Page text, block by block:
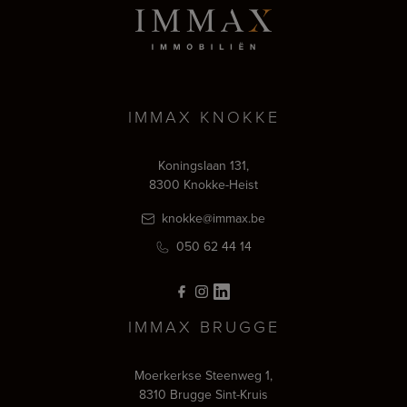
IMMAX KNOKKE
Koningslaan 131,
8300 Knokke-Heist
knokke@immax.be
050 62 44 14
IMMAX BRUGGE
Moerkerkse Steenweg 1,
8310 Brugge Sint-Kruis